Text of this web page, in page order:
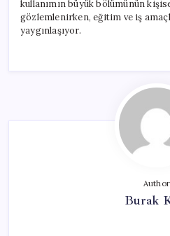
kullanımın büyük bölümünün
gözlemlenirken, eğitim ve iş
yaygınlaşıyor.
Author
Burak